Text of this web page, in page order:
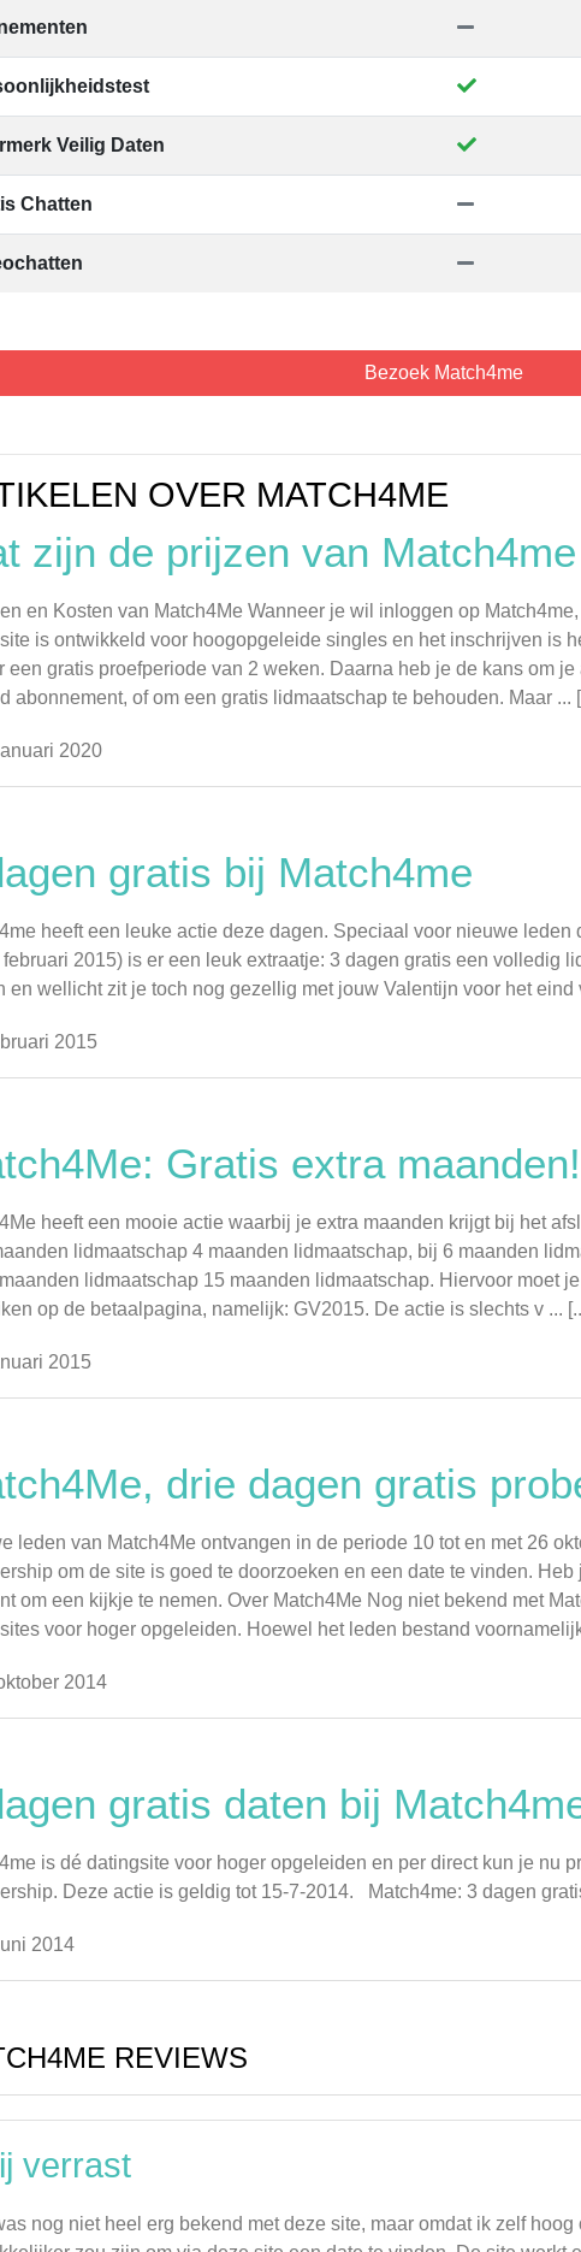
Veilig Daten
Chatten
Bezoek Match4me
OVER MATCH4ME
zijn de prijzen van
en Kosten van Match4Me Wanneer je wil inloggen op
is ontwikkeld voor hoogopgeleide singles en het inschrijven is
een gratis proefperiode van 2 weken. Daarna heb je de kans om
abonnement, of om een gratis lidmaatschap te behouden. Maar ...
2020
gratis bij Match4me
heeft een leuke actie deze dagen. Speciaal voor nieuwe
februari 2015) is er een leuk extraatje: 3 dagen gratis een volledig
en wellicht zit je toch nog gezellig met jouw Valentijn voor het eind
2015
Gratis extra maanden!
heeft een mooie actie waarbij je extra maanden krijgt bij het
lidmaatschap 4 maanden lidmaatschap, bij 6 maanden
lidmaatschap 15 maanden lidmaatschap. Hiervoor moet
op de betaalpagina, namelijk: GV2015. De actie is slechts v ...
2015
drie dagen gratis
leden van Match4Me ontvangen in de periode 10 tot en met 26
om de site is goed te doorzoeken en een date te vinden.
om een kijkje te nemen. Over Match4Me Nog niet bekend met
voor hoger opgeleiden. Hoewel het leden bestand
2014
gratis daten bij
is dé datingsite voor hoger opgeleiden en per direct kun je nu
Deze actie is geldig tot 15-7-2014. Match4me: 3 dagen
2014
REVIEWS
verrast
nog niet heel erg bekend met deze site, maar omdat ik zelf